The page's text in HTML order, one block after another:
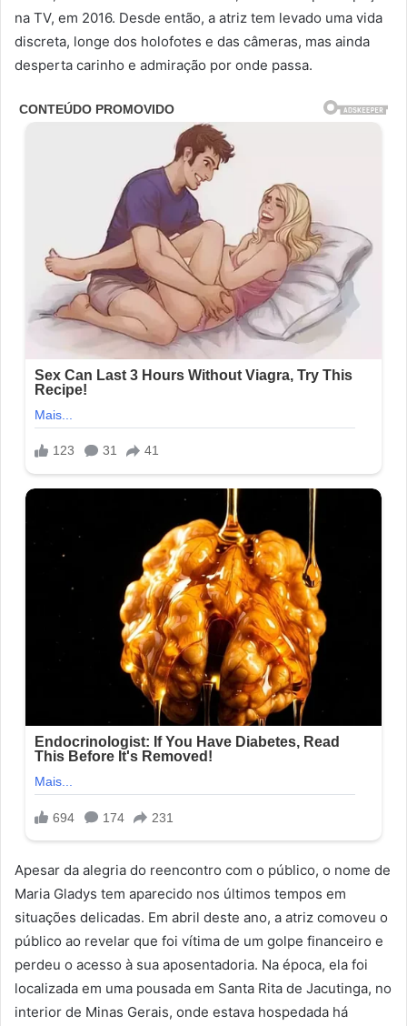
na TV, em 2016. Desde então, a atriz tem levado uma vida
discreta, longe dos holofotes e das câmeras, mas ainda
desperta carinho e admiração por onde passa.
Apesar da alegria do reencontro com o público, o nome de
Maria Gladys tem aparecido nos últimos tempos em
situações delicadas. Em abril deste ano, a atriz comoveu o
público ao revelar que foi vítima de um golpe financeiro e
perdeu o acesso à sua aposentadoria. Na época, ela foi
localizada em uma pousada em Santa Rita de Jacutinga, no
interior de Minas Gerais, onde estava hospedada há